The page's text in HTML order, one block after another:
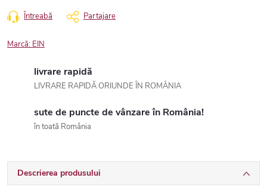
Întreabă Partajare
Marcă: EIN
livrare rapidă
LIVRARE RAPIDĂ ORIUNDE ÎN ROMÂNIA
sute de puncte de vânzare în România!
în toată România
Descrierea produsului